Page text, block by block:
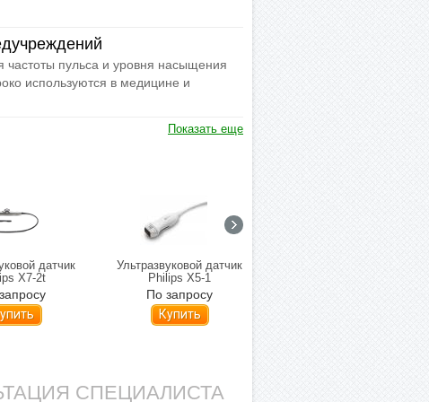
частоты пульса и уровня насыщения
используются в медицине и
Показать еще
датчик
X7-2t
Ультразвуковой датчик
Philips X5-1
По запросу
Купить
СПЕЦИАЛИСТА